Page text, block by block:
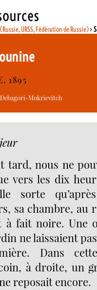
URSS, Fédération de Russie)>
1895
Mokrievitch
tard, nous ne
vers les dix
sorte
sa chambre, au
à fait noire. Une
ne laissaient
Dans
à droite, un
reposait encore.